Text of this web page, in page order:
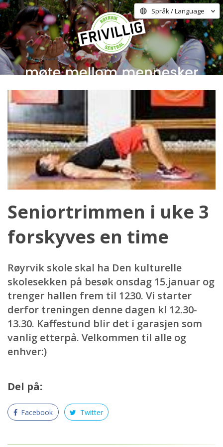
Språk / Language
Seniortrimmen i uke 3
forskyves en time
Røyrvik skole skal ha Den kulturelle
skolesekken på besøk onsdag 15.januar og
trenger hallen frem til 1230. Vi starter
derfor treningen denne dagen kl 12.30-
13.30. Kaffestund blir det i garasjen som
vanlig etterpå. Velkommen til alle og
enhver:)
Del på:
Facebook Twitter